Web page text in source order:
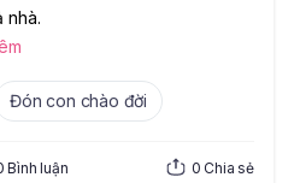
nhà.
Đón con chào đời
Bình luận 0 Chia sẻ